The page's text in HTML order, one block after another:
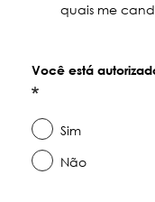
quais me
Você está
Sim
Não